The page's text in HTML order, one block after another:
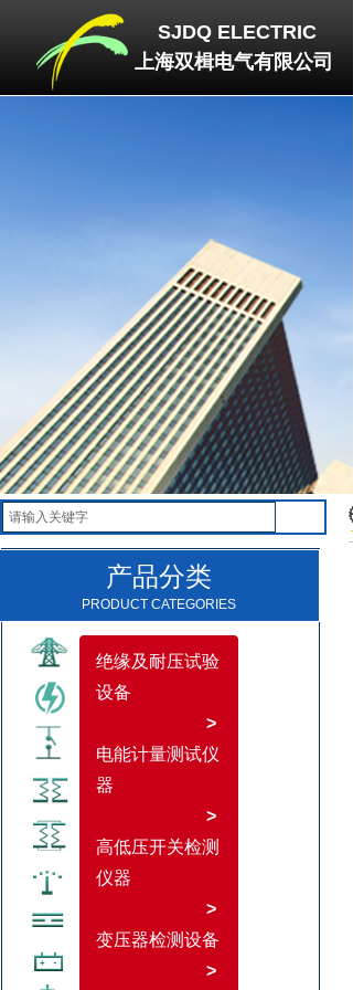
上海双楫电气有限公司
SJDQ ELECTRIC
绝缘及耐压试验
设备
>
电能计量测试仪
器
>
高低压开关检测
仪器
>
变压器检测设备
>
产品分类
PRODUCT CATEGORIES